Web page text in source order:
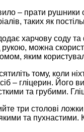
– прати рушники
таких як
харчову соду
рукою, можна
яким
тому, коли
– гліцерин. Його
та грубими.
три столові
та